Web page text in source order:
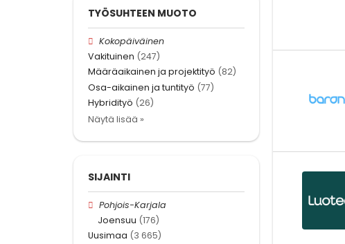
TYÖSUHTEEN MUOTO
Kokopäiväinen
Vakituinen (247)
Määräaikainen ja projektityö (82)
Osa-aikainen ja tuntityö (77)
Hybridityö (26)
Näytä lisää »
SIJAINTI
Pohjois-Karjala
Joensuu (176)
Uusimaa (3 665)